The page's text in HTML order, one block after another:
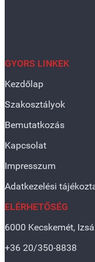
GYORS LINKEK
Kezdőlap
Szakosztályok
Bemutatkozás
Kapcsolat
Impresszum
Adatkezelési
ELÉRHETŐSÉG
6000 Kecskemét,
+36 20/350-8838